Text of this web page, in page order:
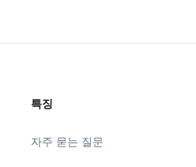
특징
자주 묻는 질문